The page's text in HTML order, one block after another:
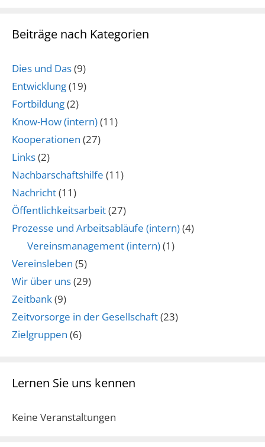
Beiträge nach Kategorien
Dies und Das(9)
Entwicklung(19)
Fortbildung(2)
Know-How (intern)(11)
Kooperationen (27)
Links(2)
Nachbarschaftshilfe (11)
Nachricht(11)
Öffentlichkeitsarbeit(27)
Prozesse und Arbeitsabläufe (intern)(4)
Vereinsmanagement (intern)(1)
Vereinsleben (5)
Wir über uns(29)
Zeitbank(9)
Zeitvorsorge in der Gesellschaft(23)
Zielgruppen (6)
Lernen Sie uns kennen
Keine Veranstaltungen